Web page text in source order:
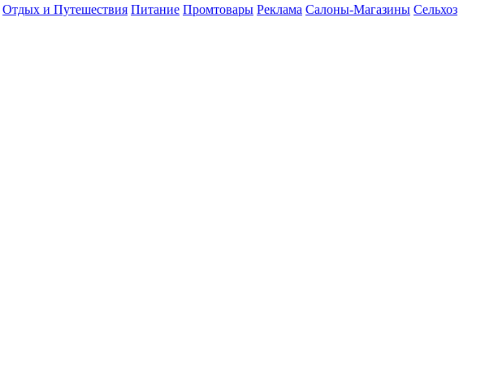
Отдых и Путешествия Питание Промтовары Реклама Салоны-Магазины Сельхоз